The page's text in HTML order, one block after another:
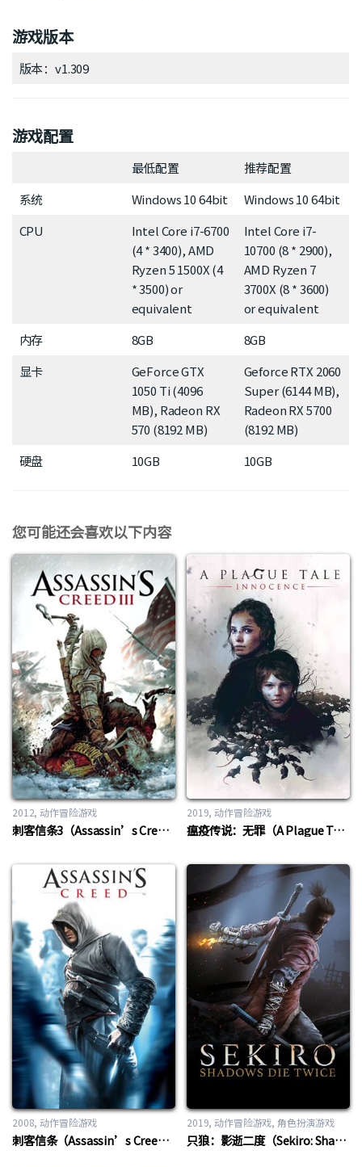
游戏版本
版本：v1.309
游戏配置
最低配置
推荐配置
系统
Windows 10 64bit
Windows 10 64bit
CPU
Intel Core i7-6700
(4 * 3400), AMD
Ryzen 5 1500X (4
* 3500) or
equivalent
Intel Core i7-
10700 (8 * 2900),
AMD Ryzen 7
3700X (8 * 3600)
or equivalent
内存
8GB
8GB
显卡
GeForce GTX
1050 Ti (4096
MB), Radeon RX
570 (8192 MB)
Geforce RTX 2060
Super (6144 MB),
Radeon RX 5700
(8192 MB)
硬盘
10GB 10GB
您可能还会喜欢以下内容
2012 动作冒险游戏
刺客信条3（Assassin’s Creed III）
2019 动作冒险游戏
瘟疫传说：无罪（A Plague Tale：Innocence）
2008 动作冒险游戏
刺客信条（Assassin’s Creed）
2019 动作冒险游戏, 角色扮演游戏
只狼：影逝二度（Sekiro: Shadows Die Twice）